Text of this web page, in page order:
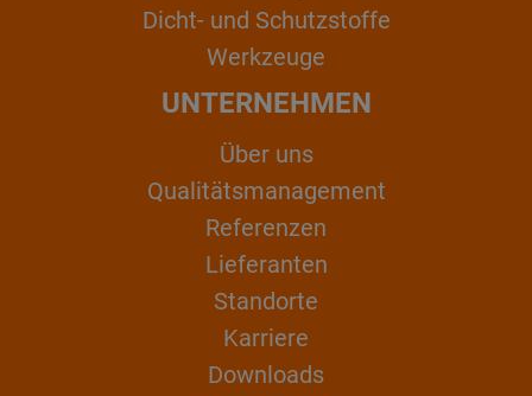
Dicht- und Schutzstoffe
Werkzeuge
UNTERNEHMEN
Über uns
Qualitätsmanagement
Referenzen
Lieferanten
Standorte
Karriere
Downloads